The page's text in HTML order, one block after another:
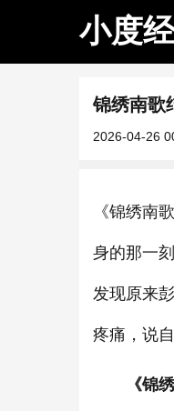
小度
锦绣南歌
2026-04-26
《锦绣南
身的那一
发现原来
疼痛，说
《锦绣